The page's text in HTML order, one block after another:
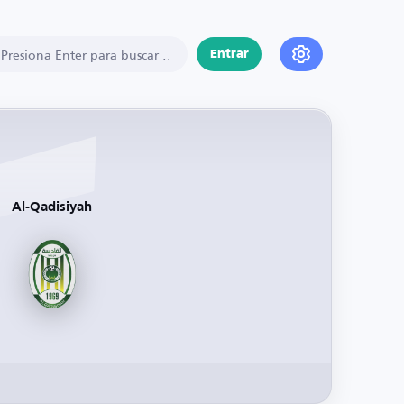
Entrar
Al-Qadisiyah